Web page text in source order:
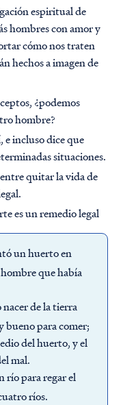
espiritual de
hombres con amor y
cómo nos traten
hechos a imagen de
¿podemos
hombre?
e incluso dice que
situaciones.
quitar la vida de
es un remedio legal
un huerto en
que había
de la tierra
bueno para comer;
del huerto, y el
mal.
río para regar el
ríos.